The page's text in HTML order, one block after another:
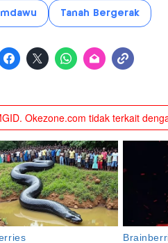
Tanah Bergerak